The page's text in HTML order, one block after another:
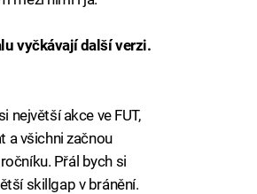
vyčkávají další verzi.
největší akce ve FUT,
a všichni začnou
Přál bych si
skillgap v bránění.